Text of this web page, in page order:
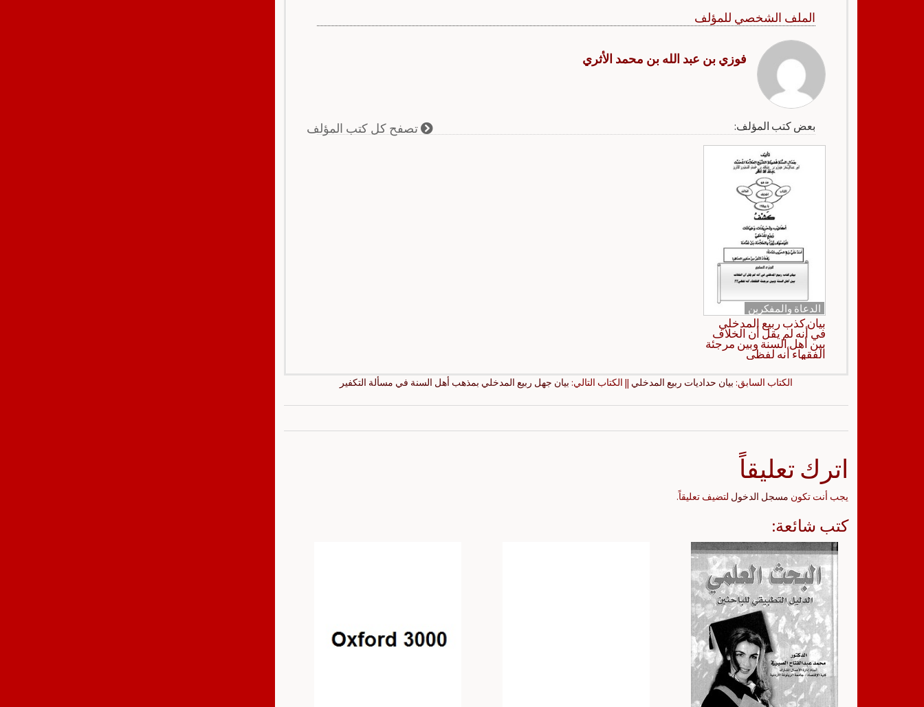
الملف الشخصي للمؤلف
فوزي بن عبد الله بن محمد الأثري
بعض كتب المؤلف: تصفح كل كتب المؤلف
الدعاة والمفكرين
بيان كذب ربيع المدخلي
في أنه لم يقل أن الخلاف
بين أهل السنة وبين مرجئة
الفقهاء أنه لفظي
الكتاب السابق: بيان حداديات ربيع المدخلي || الكتاب التالي: بيان جهل ربيع المدخلي بمذهب أهل السنة في مسألة التكفير
اترك تعليقاً
يجب أنت تكون مسجل الدخول لتضيف تعليقاً.
كتب شائعة: